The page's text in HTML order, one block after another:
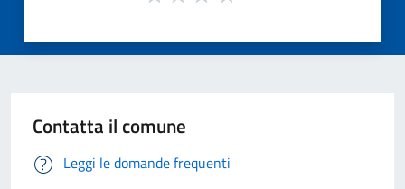
Contatta il comune
Leggi le domande frequenti